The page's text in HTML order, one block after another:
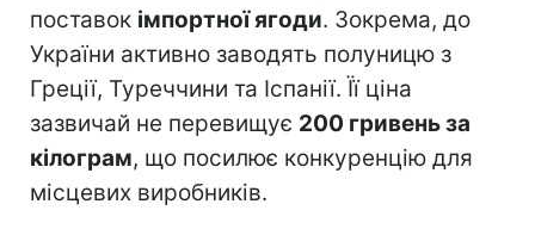
поставок імпортної ягоди. Зокрема, до
України активно заводять полуницю з
Греції, Туреччини та Іспанії. Її ціна
зазвичай не перевищує 200 гривень за
кілограм, що посилює конкуренцію для
місцевих виробників.